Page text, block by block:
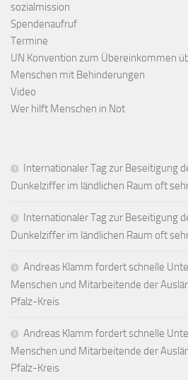
sozialmission
Spendenaufruf
Termine
UN Konvention zum Übereinkommen
Menschen mit Behinderungen
Video
Wer hilft Menschen in Not
Internationaler Tag zur Beseitigung
Dunkelziffer im ländlichen Raum oft
Internationaler Tag zur Beseitigung
Dunkelziffer im ländlichen Raum oft
Andreas Klamm fordert schnelle
Menschen und Mitarbeitende der
Pfalz-Kreis
Andreas Klamm fordert schnelle
Menschen und Mitarbeitende der
Pfalz-Kreis